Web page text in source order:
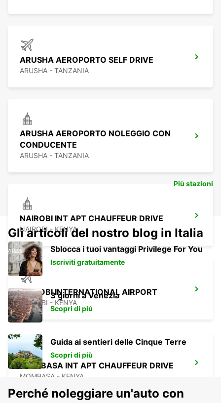
ARUSHA AEROPORTO SELF DRIVE
ARUSHA - TANZANIA
ARUSHA AEROPORTO NOLEGGIO CON
CONDUCENTE
ARUSHA - TANZANIA
NAIROBI INT APT CHAUFFEUR DRIVE
NAIROBI - KENYA
NAIROBI INTERNATIONAL AIRPORT
NAIROBI - KENYA
MOMBASA INT APT CHAUFFEUR DRIVE
MOMBASA - KENYA
Più stazioni
Gli articoli del nostro blog in Italia
Sblocca i tuoi vantaggi Privilege For You
Iscriviti gratuitamente
3 giorni a Venezia
Scopri di più
Guida ai sentieri delle Cinque Terre
Scopri di più
Perché noleggiare un'auto con